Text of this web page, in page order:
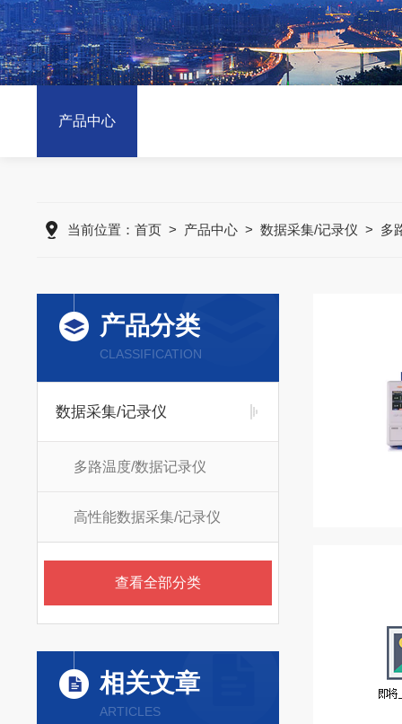
产品中心
当前位置： 首页> 产品中心> 数据采集/记录仪 > 多
产品分类
CLASSIFICATION
数据采集/记录仪
多路温度/数据记录仪
高性能数据采集/记录仪
查看全部分类
相关文章
ARTICLES